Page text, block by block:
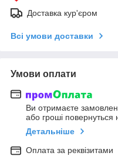
Доставка кур'єром
Всі умови доставки
Умови оплати
Ви отримаєте
або гроші повернуться
Детальніше
Оплата за реквізитами